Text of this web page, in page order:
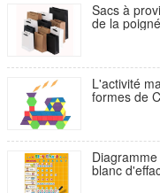
Sacs à
de la
L'activité
formes de
blanc
d'individu